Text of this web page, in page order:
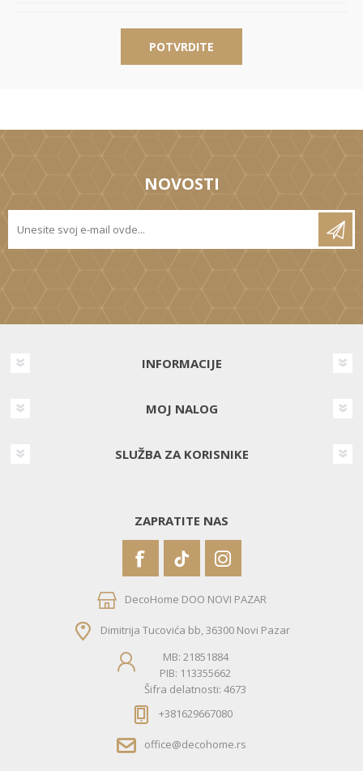
POTVRDITE
NOVOSTI
INFORMACIJE
MOJ NALOG
SLUŽBA ZA KORISNIKE
ZAPRATITE NAS
DecoHome DOO NOVI PAZAR
Dimitrija Tucovića bb, 36300 Novi Pazar
MB: 21851884
PIB: 113355662
Šifra delatnosti: 4673
+381629667080
office@decohome.rs